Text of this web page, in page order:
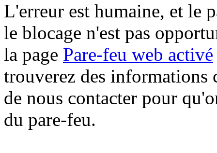
L'erreur est humaine, et le
le blocage n'est pas
la page Pare-feu web activé
trouverez des informations
de nous contacter pour
du pare-feu.